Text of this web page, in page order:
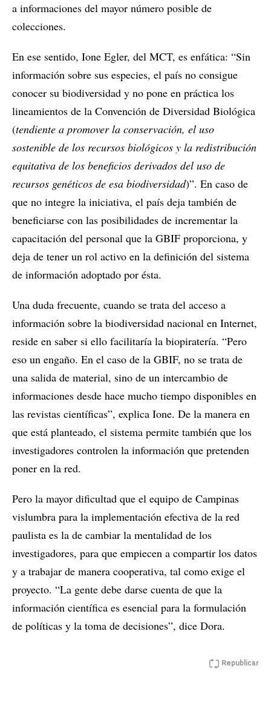
a informaciones del mayor número posible de
colecciones.
En ese sentido, Ione Egler, del MCT, es enfática: “Sin
información sobre sus especies, el país no consigue
conocer su biodiversidad y no pone en práctica los
lineamientos de la Convención de Diversidad Biológica
(tendiente a promover la conservación, el uso
sostenible de los recursos biológicos y la redistribución
equitativa de los beneficios derivados del uso de
recursos genéticos de esa biodiversidad)”. En caso de
que no integre la iniciativa, el país deja también de
beneficiarse con las posibilidades de incrementar la
capacitación del personal que la GBIF proporciona, y
deja de tener un rol activo en la definición del sistema
de información adoptado por ésta.
Una duda frecuente, cuando se trata del acceso a
información sobre la biodiversidad nacional en Internet,
reside en saber si ello facilitaría la biopiratería. “Pero
eso un engaño. En el caso de la GBIF, no se trata de
una salida de material, sino de un intercambio de
informaciones desde hace mucho tiempo disponibles en
las revistas científicas”, explica Ione. De la manera en
que está planteado, el sistema permite también que los
investigadores controlen la información que pretenden
poner en la red.
Pero la mayor dificultad que el equipo de Campinas
vislumbra para la implementación efectiva de la red
paulista es la de cambiar la mentalidad de los
investigadores, para que empiecen a compartir los datos
y a trabajar de manera cooperativa, tal como exige el
proyecto. “La gente debe darse cuenta de que la
información científica es esencial para la formulación
de políticas y la toma de decisiones”, dice Dora.
Republicar